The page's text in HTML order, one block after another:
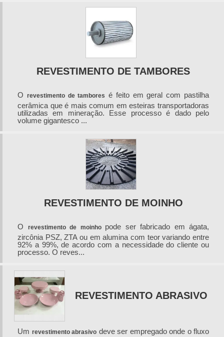
REVESTIMENTO DE TAMBORES
O revestimento de tambores é feito em geral com pastilha
cerâmica que é mais comum em esteiras transportadoras
utilizadas em mineração. Esse processo é dado pelo
volume gigantesco ...
REVESTIMENTO DE MOINHO
O revestimento de moinho pode ser fabricado em ágata,
zircônia PSZ, ZTA ou em alumina com teor variando entre
92% a 99%, de acordo com a necessidade do cliente ou
processo. O reves...
REVESTIMENTO ABRASIVO
Um revestimento abrasivo deve ser empregado onde o fluxo